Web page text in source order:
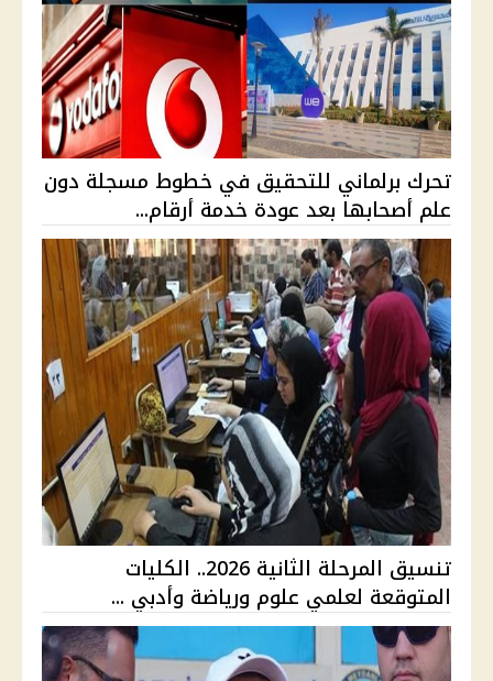
تحرك برلماني للتحقيق في خطوط مسجلة دون
علم أصحابها بعد عودة خدمة أرقام...
تنسيق المرحلة الثانية 2026.. الكليات
المتوقعة لعلمي علوم ورياضة وأدبي ...